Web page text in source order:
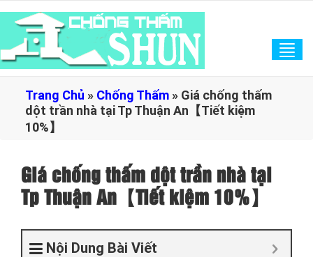
Trang Chủ » Chống Thấm » Giá chống thấm
dột trần nhà tại Tp Thuận An【Tiết kiệm
10%】
Giá chống thấm dột trần nhà tại
Tp Thuận An【Tiết kiệm 10%】
Nội Dung Bài Viết